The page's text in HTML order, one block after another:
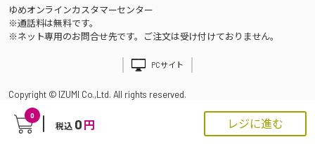
0
税込 0 円 レジに進む
ゆめオンラインカスタマーセンター
※通話料は無料です。
※ネット専用のお問合せ先です。ご注文は受け付けておりません。
PCサイト
Copyright © IZUMI Co.,Ltd. All rights reserved.